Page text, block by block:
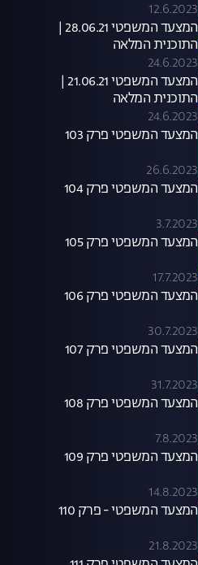
12.6.2023
המצעד המשפטי 28.06.21 |
התוכנית המלאה
24.6.2023
המצעד המשפטי 21.06.21 |
התוכנית המלאה
24.6.2023
המצעד המשפטי פרק 103
26.6.2023
המצעד המשפטי פרק 104
3.7.2023
המצעד המשפטי פרק 105
17.7.2023
המצעד המשפטי פרק 106
30.7.2023
המצעד המשפטי פרק 107
31.7.2023
המצעד המשפטי פרק 108
7.8.2023
המצעד המשפטי פרק 109
14.8.2023
המצעד המשפטי - פרק 110
21.8.2023